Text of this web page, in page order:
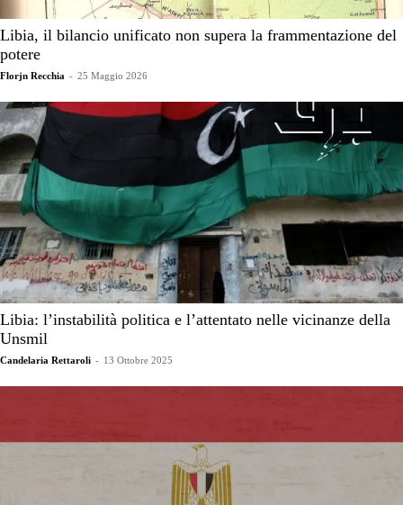
Libia, il bilancio unificato non supera la frammentazione del
potere
Florjn Recchia - 25 Maggio 2026
Libia: l’instabilità politica e l’attentato nelle vicinanze della
Unsmil
Candelaria Rettaroli - 13 Ottobre 2025